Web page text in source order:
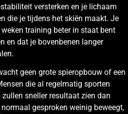
versterken en je lichaam
die je tijdens het skiën maakt. Je
training beter in staat bent
en dat je bovenbenen langer
geen grote spieropbouw of een
die al regelmatig sporten
sneller resultaat zien dan
gesproken weinig beweegt,